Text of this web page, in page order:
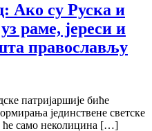
Ако су Руска и
раме, јереси и
православљу
патријаршије биће
јединствене светске
ће само неколицина […]